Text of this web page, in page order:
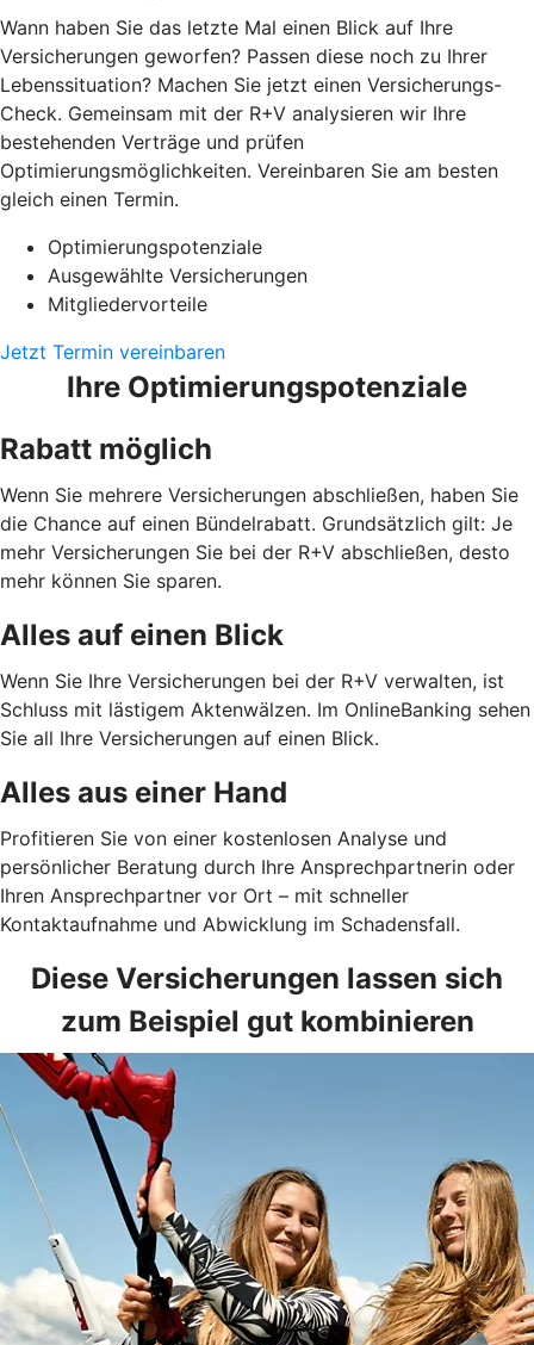
Wann haben Sie das letzte Mal einen Blick auf Ihre
Versicherungen geworfen? Passen diese noch zu Ihrer
Lebenssituation? Machen Sie jetzt einen Versicherungs-
Check. Gemeinsam mit der R+V analysieren wir Ihre
bestehenden Verträge und prüfen
Optimierungsmöglichkeiten. Vereinbaren Sie am besten
gleich einen Termin.
Optimierungspotenziale
Ausgewählte Versicherungen
Mitgliedervorteile
Jetzt Termin vereinbaren
Ihre Optimierungspotenziale
Rabatt möglich
Wenn Sie mehrere Versicherungen abschließen, haben Sie
die Chance auf einen Bündelrabatt. Grundsätzlich gilt: Je
mehr Versicherungen Sie bei der R+V abschließen, desto
mehr können Sie sparen.
Alles auf einen Blick
Wenn Sie Ihre Versicherungen bei der R+V verwalten, ist
Schluss mit lästigem Aktenwälzen. Im OnlineBanking sehen
Sie all Ihre Versicherungen auf einen Blick.
Alles aus einer Hand
Profitieren Sie von einer kostenlosen Analyse und
persönlicher Beratung durch Ihre Ansprechpartnerin oder
Ihren Ansprechpartner vor Ort – mit schneller
Kontaktaufnahme und Abwicklung im Schadensfall.
Diese Versicherungen lassen sich
zum Beispiel gut kombinieren